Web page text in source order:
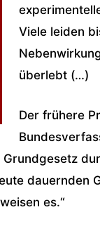
Viele leiden
überlebt (…)
Der frühere
dauernden
es.“